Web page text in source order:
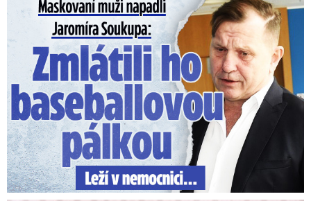
Maskovaní muži napadli Jaromíra Soukupa: Krvavá nakládačka